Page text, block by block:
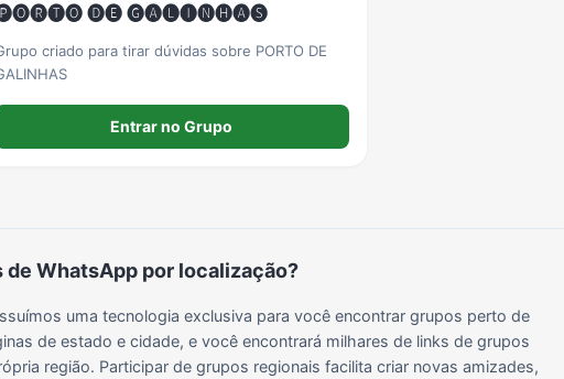
🅓🅔 🅖🅐🅛🅘🅝🅗🅐🅢
criado para tirar dúvidas sobre PORTO DE
Entrar no Grupo
WhatsApp por localização?
uma tecnologia exclusiva para você encontrar grupos perto de
de estado e cidade, e você encontrará milhares de links de grupos
região. Participar de grupos regionais facilita criar novas amizades,